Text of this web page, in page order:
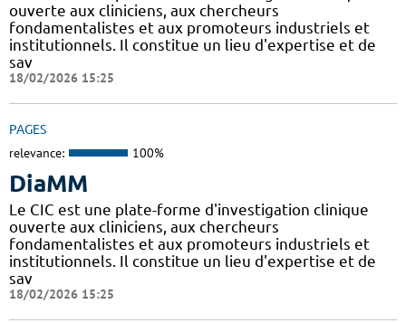
ouverte aux cliniciens, aux chercheurs
fondamentalistes et aux promoteurs industriels et
institutionnels. Il constitue un lieu d'expertise et de
sav
18/02/2026 15:25
PAGES
relevance: 100%
DiaMM
Le CIC est une plate-forme d'investigation clinique
ouverte aux cliniciens, aux chercheurs
fondamentalistes et aux promoteurs industriels et
institutionnels. Il constitue un lieu d'expertise et de
sav
18/02/2026 15:25